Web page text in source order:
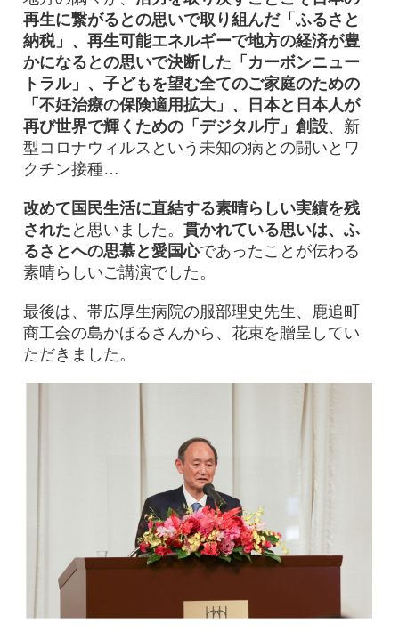
再生に繋がるとの思いで取り組んだ「ふるさと
納税」、再生可能エネルギーで地方の経済が豊
かになるとの思いで決断した「カーボンニュー
トラル」、子どもを望む全てのご家庭のための
「不妊治療の保険適用拡大」、日本と日本人が
再び世界で輝くための「デジタル庁」創設、新
型コロナウィルスという未知の病との闘いとワ
クチン接種…
改めて国民生活に直結する素晴らしい実績を残
された と思いました。 貫かれている思いは、ふ
るさとへの思慕と愛国心であったことが伝わる
素晴らしいご講演でした。
最後は、帯広厚生病院の服部理史先生、鹿追町
商工会の島かほるさんから、花束を贈呈してい
ただきました。​​​​